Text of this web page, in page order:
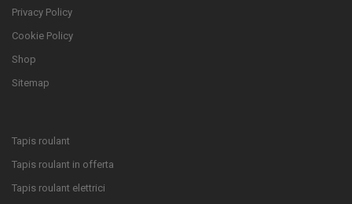
Privacy Policy
Cookie Policy
Shop
Sitemap
Tapis roulant
Tapis roulant in offerta
Tapis roulant elettrici